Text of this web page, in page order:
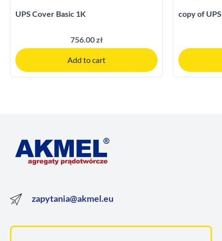
UPS Cover Basic 1K
756.00 zł
Add to cart
copy of
zapytania@akmel.eu